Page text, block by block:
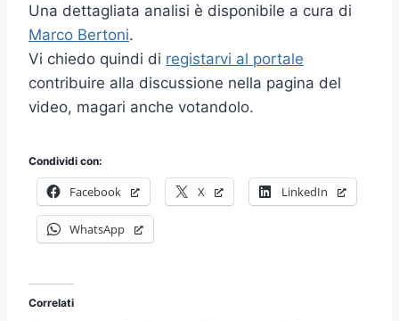
Una dettagliata analisi è disponibile a cura di
Marco Bertoni.
Vi chiedo quindi di registarvi al portale
contribuire alla discussione nella pagina del
video, magari anche votandolo.
Condividi con:
Facebook X LinkedIn
WhatsApp
Correlati